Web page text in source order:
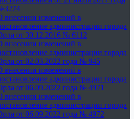
внесении изменений в
администрации города
от 30.12.2016 № 6112
внесении изменений в
администрации города
от 02.03.2022 года № 945
внесении изменений в
администрации города
от 06.09.2022 года № 4971
внесении изменений в
администрации города
от 06.09.2022 года № 4972